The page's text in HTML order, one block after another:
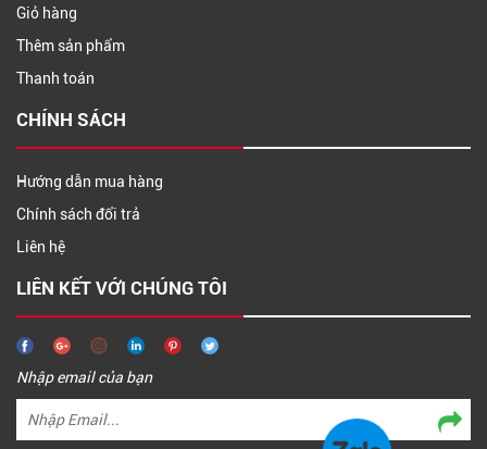
Giỏ hàng
Thêm sản phẩm
Thanh toán
CHÍNH SÁCH
Hướng dẫn mua hàng
Chính sách đổi trả
Liên hệ
LIÊN KẾT VỚI CHÚNG TÔI
Nhập email của bạn